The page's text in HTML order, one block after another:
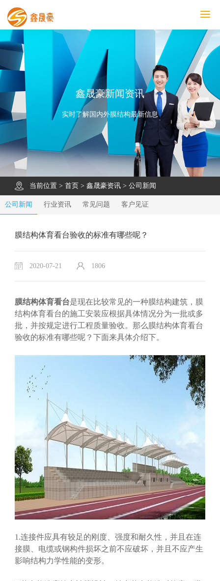
鑫晟豪首页
产品中心
工程案例
膜结构车棚
污水池反吊膜加盖
鑫晟豪资讯
关于鑫晟豪
联系鑫晟豪
鑫晟豪新闻资讯
实时了解国内外膜结构最新信息
当前位置 > 首页 > 鑫晟豪资讯 > 公司新闻
公司新闻 行业资讯 常见问题 客户见证
膜结构体育看台验收的标准有哪些呢？
2020-07-21 1806
膜结构体育看台是现在比较常见的一种膜结构建筑，膜
结构体育看台的施工安装应根据具体情况分为一批或多
批，并按规定进行工程质量验收。那么膜结构体育看台
验收的标准有哪些呢？下面来具体介绍下。
1.连接件应具有较足的刚度、强度和耐久性，并且在连
接膜、电缆或钢构件损坏之前不应破坏，并且不应产生
影响结构力学性能的变形。